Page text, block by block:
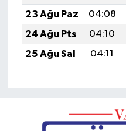
23 Ağu Paz
04:08
24 Ağu Pts
04:10
25 Ağu Sal
04:11